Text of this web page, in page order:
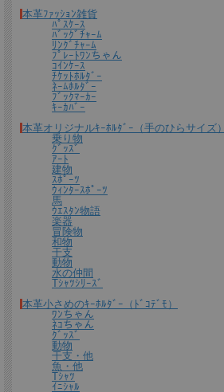
*無料簡易ラッピング
通常のご購入でも、簡易ラッピング（透明の袋の上
たします。
宅配便 650円から
メール便（全商品対象・定形外郵便ほか）全国一律
込）以上でメール便送料無料
詳しくはこちらから
本革ﾌｧｯｼｮﾝ雑貨
ﾊﾟｽｹｰｽ
ﾊﾞｯｸﾞﾁｬｰﾑ
ﾘﾝｸﾞﾁｬｰﾑ
ﾌﾟﾚｰﾄﾜﾝちゃん
ｺｲﾝｹｰｽ
ﾁｹｯﾄﾎﾙﾀﾞｰ
ﾈｰﾑﾎﾙﾀﾞｰ
ﾌﾞｯｸﾏｰｶｰ
ｷｰｶﾊﾞｰ
本革オリジナルｷｰﾎﾙﾀﾞｰ（手のひらサイズ）
乗り物
ｸﾞｯｽﾞ
ｱｰﾄ
建物
ｽﾎﾟｰﾂ
ｳｨﾝﾀｰｽﾎﾟｰﾂ
馬
ｳｴｽﾀﾝ物語
楽器
冒険物
和物
干支
動物
水の仲間
Tｼｬﾂｼﾘｰｽﾞ
本革小さめのｷｰﾎﾙﾀﾞｰ（ﾄﾞｺﾃﾞﾓ）
ﾜﾝちゃん
ﾈｺちゃん
ｸﾞｯｽﾞ
動物
干支・他
魚・他
Tｼｬﾂ
ｲﾆｼｬﾙ